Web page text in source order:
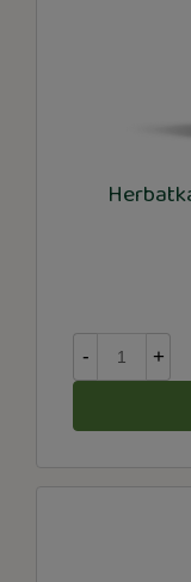
- +